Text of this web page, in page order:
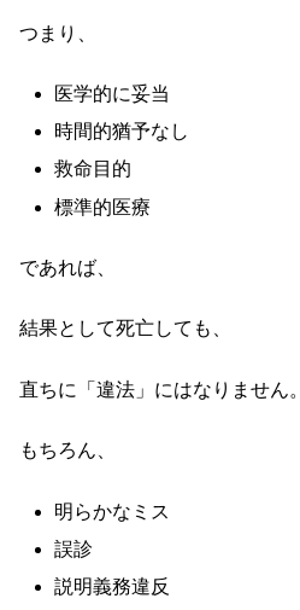
つまり、
医学的に妥当
時間的猶予なし
救命目的
標準的医療
であれば、
結果として死亡しても、
直ちに「違法」にはなりません。
もちろん、
明らかなミス
誤診
説明義務違反